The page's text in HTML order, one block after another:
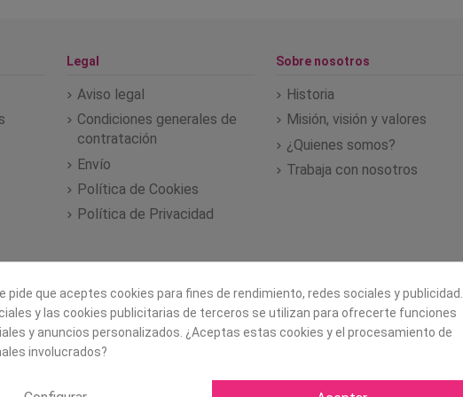
Legal
Aviso legal
Condiciones generales de
contratación
Envío
Política de Cookies
Política de Privacidad
Sobre nosotros
Historia
Misión, visión y valores
¿Quienes somos?
Trabaja con nosotros
pide que aceptes cookies para fines de rendimiento, redes sociales y publicidad.
y las cookies publicitarias de terceros se utilizan para ofrecerte funciones
y anuncios personalizados. ¿Aceptas estas cookies y el procesamiento de
involucrados?